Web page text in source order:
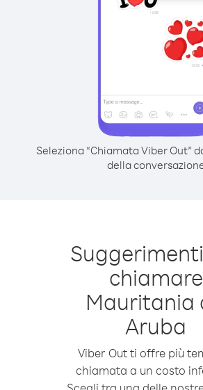
Seleziona “Chiamata Viber Out”
della
chiamare
Mauritania
Aruba
Viber Out ti offre più
chiamata a un costo